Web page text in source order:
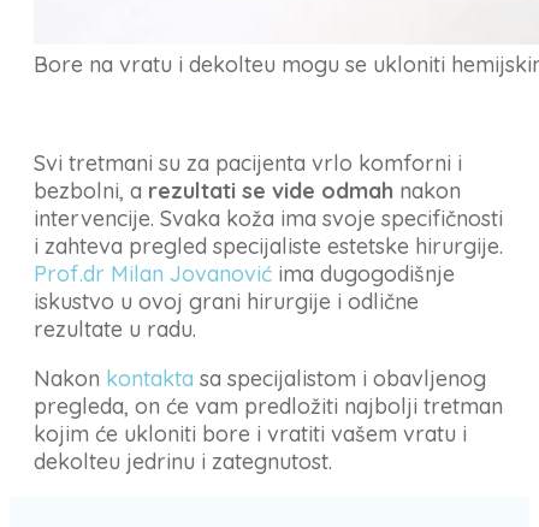
Bore na vratu i dekolteu mogu se ukloniti
Svi tretmani su za pacijenta vrlo komforni i
bezbolni, a rezultati se vide odmah nakon
intervencije. Svaka koža ima svoje specifičnosti
i zahteva pregled specijaliste estetske hirurgije.
Prof.dr Milan Jovanović ima dugogodišnje
iskustvo u ovoj grani hirurgije i odlične
rezultate u radu.
Nakon kontakta sa specijalistom i obavljenog
pregleda, on će vam predložiti najbolji tretman
kojim će ukloniti bore i vratiti vašem vratu i
dekolteu jedrinu i zategnutost.